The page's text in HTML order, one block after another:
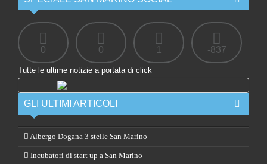
0 0 1 -837
Tutte le ultime notizie a portata di click
GLI ULTIMI ARTICOLI
Albergo Dogana 3 stelle San Marino
Incubatori di start up a San Marino